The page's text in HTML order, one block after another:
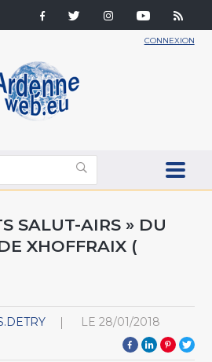
CONNEXION
SALUT-AIRS » DU
XHOFFRAIX (
LE 28/01/2018